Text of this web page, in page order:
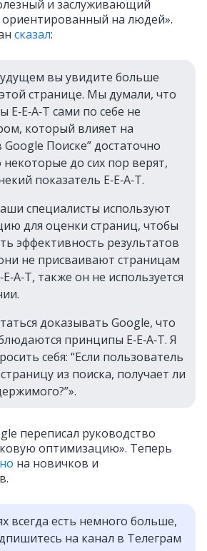
и заслуживающий
на людей».
сказал:
вы увидите больше
странице. Мы думали, что
сами по себе не
который влияет на
Поиске” достаточно
до сих пор верят,
показатель E‑E‑A‑T.
специалисты используют
для оценки страниц, чтобы
эффективность результатов
не присваивают страницам
также он не используется
доказывать Google, что
принципы E‑E‑A‑T. Я
себя: “Если пользователь
из поиска, получает ли
переписал руководство
оптимизацию». Теперь
на новичков и
всегда есть немного больше,
на канал в Телеграм